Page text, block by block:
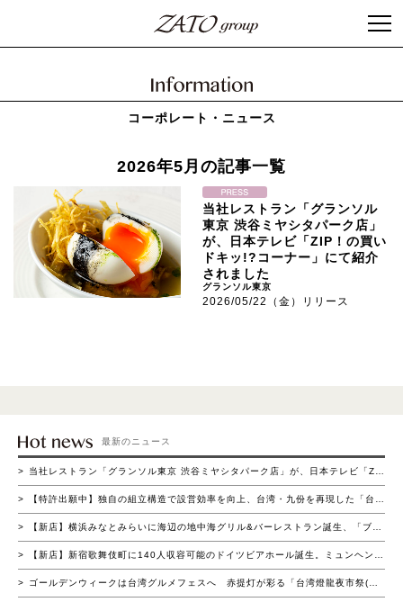
コーポレート・ニュース
2026年5月の記事一覧
当社レストラン「グランソル
東京 渋谷ミヤシタパーク店」
が、日本テレビ「ZIP！の買い
ドキッ!?コーナー」にて紹介
されました
グランソル東京
2026/05/22（金）リリース
最新のニュース
当社レストラン「グランソル東京 渋谷ミヤシタパーク店」が、日本テレビ「ZIP！の買いドキッ!?コーナー」にて紹介されました
【特許出願中】独自の組立構造で設営効率を向上、台湾・九份を再現した「台湾ヒュッテ」登場～短時間組立と高い集客演出を両立～
【新店】横浜みなとみらいに海辺の地中海グリル&バーレストラン誕生、「ブラウアターフェル横浜」4月22日（水）グランドオープン
【新店】新宿歌舞伎町に140人収容可能のドイツビアホール誕生。ミュンヘン名門ビアホールを再現した「ホフブロイ トウキョウ 新宿店」4月15日（水）グランドオープン
ゴールデンウィークは台湾グルメフェスへ 赤提灯が彩る「台湾燈龍夜市祭(たいわん とうろう よいち まつり)」流山おおたかの森で初開催 4/16(木)～5/11(月)の26日間実施